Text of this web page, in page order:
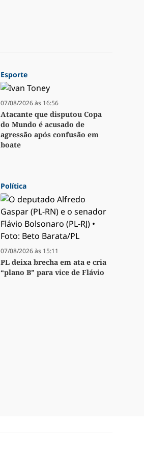
Esporte
07/08/2026 às 16:56
Atacante que disputou Copa
do Mundo é acusado de
agressão após confusão em
boate
Política
07/08/2026 às 15:11
PL deixa brecha em ata e cria
“plano B” para vice de Flávio